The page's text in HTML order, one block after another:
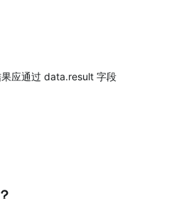
应通过 data.result 字段